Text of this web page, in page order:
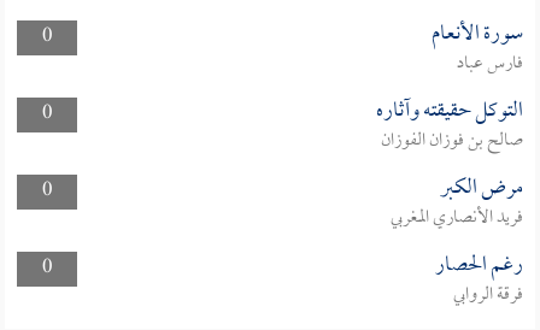
0
سورة الأنعام
فارس عباد
0
التوكل حقيقته وآثاره
صالح بن فوزان الفوزان
0
مرض الكبر
فريد الأنصاري المغربي
0
رغم الحصار
فرقة الروابي